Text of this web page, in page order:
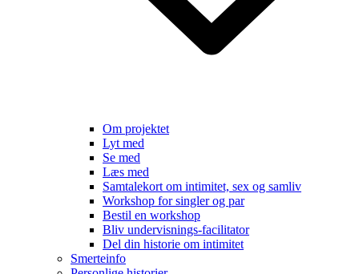
Om projektet
Lyt med
Se med
Læs med
Samtalekort om intimitet, sex og samliv
Workshop for singler og par
Bestil en workshop
Bliv undervisnings-facilitator
Del din historie om intimitet
Smerteinfo